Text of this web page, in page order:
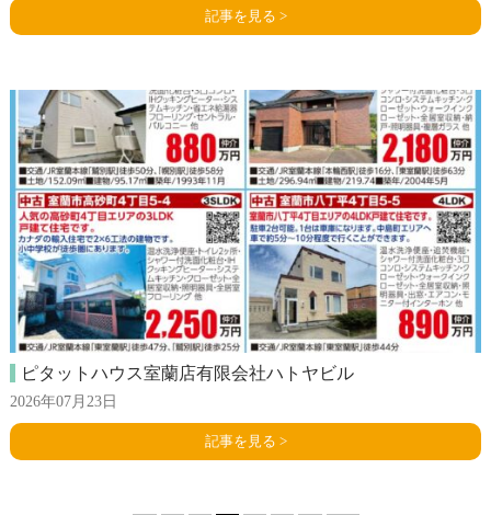
記事を見る >
ピタットハウス室蘭店有限会社ハトヤビル
2026年07月23日
記事を見る >